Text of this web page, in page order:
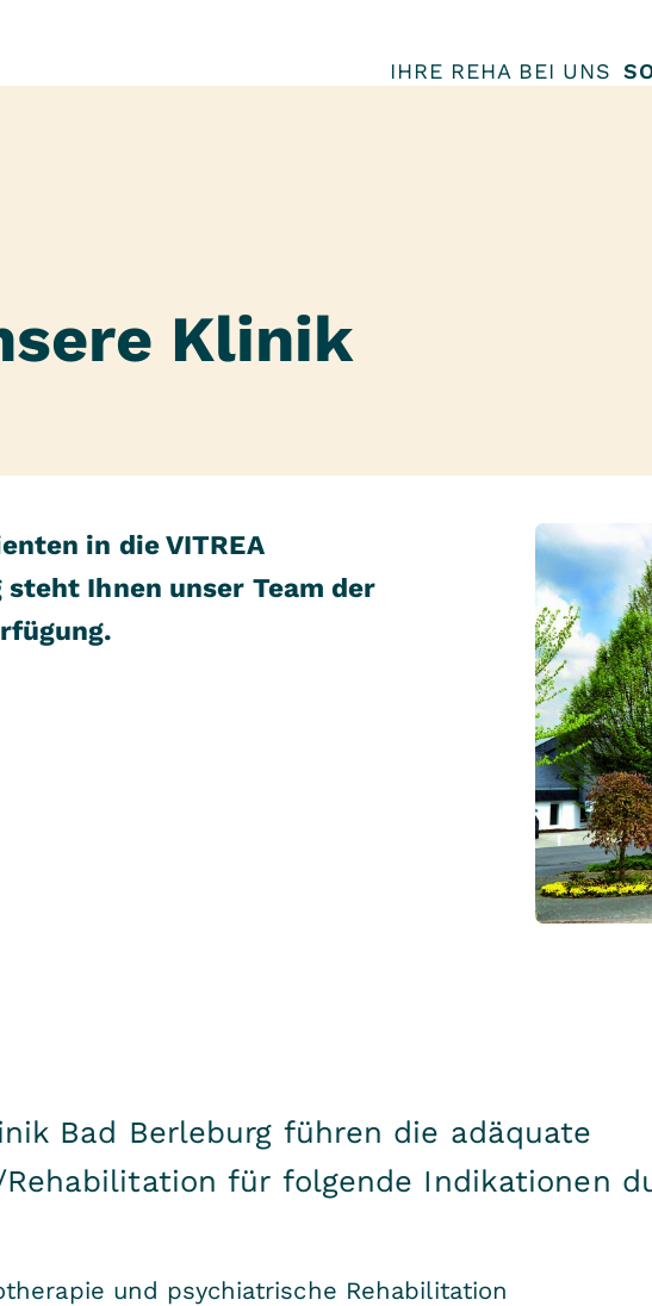
IHRE REHA BEI UNS
Klinik
in die VITREA
Ihnen unser Team der
Bad Berleburg führen die adäquate
für folgende Indikationen
und psychiatrische Rehabilitation